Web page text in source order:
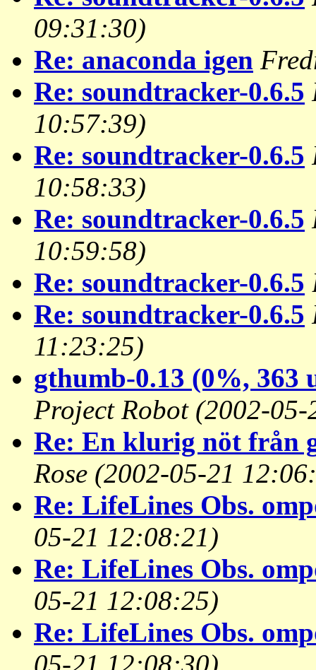
09:31:30)
Re: anaconda igen
Re: soundtracker-0.6.5
10:57:39)
Re: soundtracker-0.6.5
10:58:33)
Re: soundtracker-0.6.5
10:59:58)
Re: soundtracker-0.6.5
Re: soundtracker-0.6.5
11:23:25)
gthumb-0.13 (0%, 363
Project Robot (2002-
Re: En klurig nöt från
Rose (2002-05-21
Re: LifeLines Obs.
05-21 12:08:21)
Re: LifeLines Obs.
05-21 12:08:25)
Re: LifeLines Obs.